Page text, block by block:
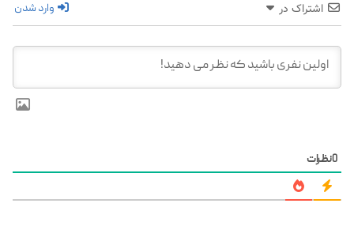
اشتراک در وارد شدن
0نظرات